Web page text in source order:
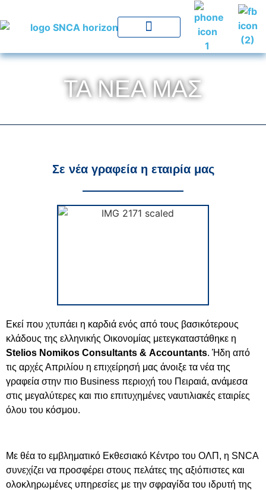
ΤΑ ΝΈΑ ΜΑΣ
Σε νέα γραφεία η εταιρία μας
Εκεί που χτυπάει η καρδιά ενός από τους βασικότερους
κλάδους της ελληνικής Οικονομίας μετεγκαταστάθηκε η
Stelios Nomikos Consultants & Accountants. Ήδη από
τις αρχές Απριλίου η επιχείρησή μας άνοιξε τα νέα της
γραφεία στην πιο Business περιοχή του Πειραιά, ανάμεσα
στις μεγαλύτερες και πιο επιτυχημένες ναυτιλιακές εταιρίες
όλου του κόσμου.
Με θέα το εμβληματικό Εκθεσιακό Κέντρο του ΟΛΠ, η SNCA
συνεχίζει να προσφέρει στους πελάτες της αξιόπιστες και
ολοκληρωμένες υπηρεσίες με την σφραγίδα του ιδρυτή της